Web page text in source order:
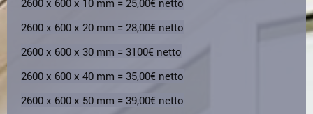
2600 x 600 x 20 mm = 28,00€ netto
2600 x 600 x 30 mm = 3100€ netto
2600 x 600 x 40 mm = 35,00€ netto
2600 x 600 x 50 mm = 39,00€ netto